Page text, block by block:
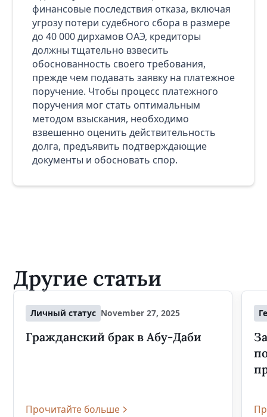
финансовые последствия отказа, включая
угрозу потери судебного сбора в размере
до 40 000 дирхамов ОАЭ, кредиторы
должны тщательно взвесить
обоснованность своего требования,
прежде чем подавать заявку на платежное
поручение. Чтобы процесс платежного
поручения мог стать оптимальным
методом взыскания, необходимо
взвешенно оценить действительность
долга, предъявить подтверждающие
документы и обосновать спор.
Другие статьи
Личный статус November 27, 2025
Гражданский брак в Абу-Даби
Прочитайте больше